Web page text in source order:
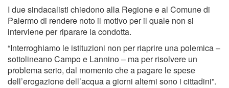
I due sindacalisti chiedono alla Regione e al Comune di
Palermo di rendere noto il motivo per il quale non si
interviene per riparare la condotta.
“Interroghiamo le istituzioni non per riaprire una polemica –
sottolineano Campo e Lannino – ma per risolvere un
problema serio, dal momento che a pagare le spese
dell’erogazione dell’acqua a giorni alterni sono i cittadini”.